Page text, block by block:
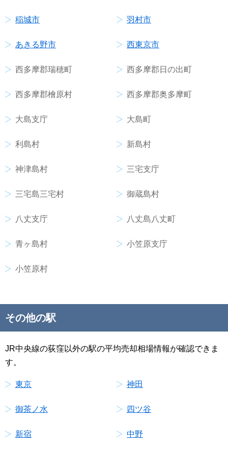
稲城市 羽村市
あきる野市 西東京市
西多摩郡瑞穂町 西多摩郡日の出町
西多摩郡檜原村 西多摩郡奥多摩町
大島支庁 大島町
利島村 新島村
神津島村 三宅支庁
三宅島三宅村 御蔵島村
八丈支庁 八丈島八丈町
青ヶ島村 小笠原支庁
小笠原村
その他の駅
JR中央線の荻窪以外の駅の平均売却相場情報が確認できま
す。
東京 神田
御茶ノ水 四ツ谷
新宿 中野